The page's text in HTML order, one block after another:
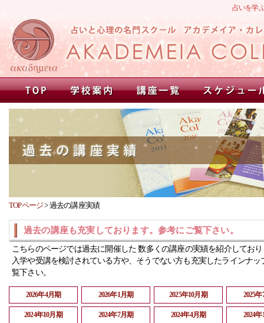
占いを学
TOPページ>過去の講座実績
過去の講座も充実しております。参考にご覧下さい。
こちらのページでは過去に開催した 数多くの講座の実績を紹介してお
入学や受講を検討されている方や、そうでない方も充実したラインナッ
覧下さい。
2026年4月期 2026年1月期 2025年10月期 2025
2024年10月期 2024年7月期 2024年4月期 2024